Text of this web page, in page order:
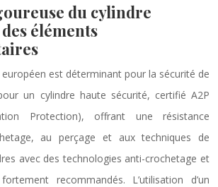
du cylindre
éléments
est déterminant pour la sécurité de
un cylindre haute sécurité, certifié A2P
Protection), offrant une résistance
au perçage et aux techniques de
avec des technologies anti-crochetage et
recommandés. L’utilisation d’un